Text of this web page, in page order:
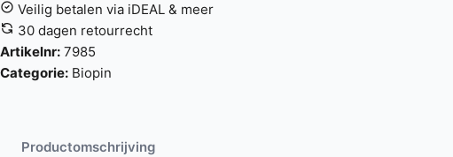
Veilig betalen via iDEAL & meer
30 dagen retourrecht
Artikelnr: 7985
Categorie: Biopin
Productomschrijving